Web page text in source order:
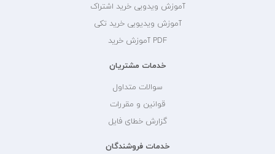
آموزش ویدویی خرید اشتراک
آموزش ویدیویی خرید تکی
PDF آموزش خرید
خدمات مشتریان
سوالات متداول
قوانین و مقررات
گزارش خطای فایل
خدمات فروشندگان